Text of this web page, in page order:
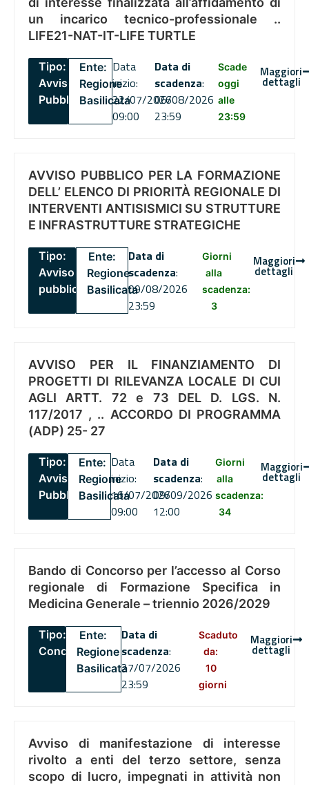
un incarico tecnico-professionale ..
LIFE21-NAT-IT-LIFE TURTLE
Tipo:
Avviso
Pubblico
Ente:
Regione
Basilicata
Data
inizio:
22/07/2026
09:00
Data di
scadenza:
06/08/2026
23:59
Scade
oggi
alle
23:59
Maggiori
dettagli
AVVISO PUBBLICO PER LA FORMAZIONE
DELL’ ELENCO DI PRIORITÀ REGIONALE DI
INTERVENTI ANTISISMICI SU STRUTTURE
E INFRASTRUTTURE STRATEGICHE
Tipo:
Avviso
pubblico
Ente:
Regione
Basilicata
Data di
scadenza:
09/08/2026
23:59
Giorni
alla
scadenza:
3
Maggiori
dettagli
AVVISO PER IL FINANZIAMENTO DI
PROGETTI DI RILEVANZA LOCALE DI CUI
AGLI ARTT. 72 e 73 DEL D. LGS. N.
117/2017 , .. ACCORDO DI PROGRAMMA
(ADP) 25- 27
Tipo:
Avviso
Pubblico
Ente:
Regione
Basilicata
Data
inizio:
16/07/2026
09:00
Data di
scadenza:
09/09/2026
12:00
Giorni
alla
scadenza:
34
Maggiori
dettagli
Bando di Concorso per l’accesso al Corso
regionale di Formazione Specifica in
Medicina Generale – triennio 2026/2029
Tipo:
Concorsi
Ente:
Regione
Basilicata
Data di
scadenza:
27/07/2026
23:59
Scaduto
da:
10
giorni
Maggiori
dettagli
Avviso di manifestazione di interesse
rivolto a enti del terzo settore, senza
scopo di lucro, impegnati in attività non